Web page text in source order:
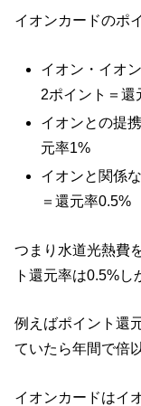
イオンカードのポ
イオン・イオ
2ポイント＝還
イオンとの提
元率1%
イオンと関係
＝還元率0.5%
つまり水道光熱費
ト還元率は0.5%し
例えばポイント還
ていたら年間で倍
イオンカードはイ